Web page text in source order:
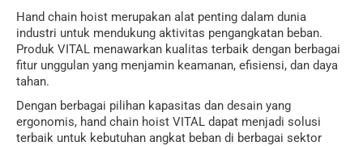
Hand chain hoist merupakan alat penting dalam dunia
industri untuk mendukung aktivitas pengangkatan beban.
Produk VITAL menawarkan kualitas terbaik dengan berbagai
fitur unggulan yang menjamin keamanan, efisiensi, dan daya
tahan.
Dengan berbagai pilihan kapasitas dan desain yang
ergonomis, hand chain hoist VITAL dapat menjadi solusi
terbaik untuk kebutuhan angkat beban di berbagai sektor